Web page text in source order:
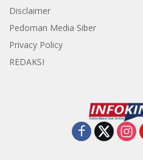
Disclaimer
Pedoman Media Siber
Privacy Policy
REDAKSI